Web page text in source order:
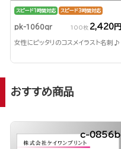
スピード1時間対応 スピード3時間対応
pk-1060qr 100枚 2,420円
女性にピッタリのコスメイラスト名刺♪
おすすめ商品
c-0856b